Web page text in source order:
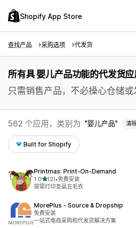
Shopify App Store
查找产品 采购选项 代发货
所有具 婴儿产品功能的代发货应
只需销售产品，不必操心仓储或
562 个应用，类别为 婴儿产品 清
Built for Shopify
Printmas: Print‑On‑Demand
1.0星（满分 5 星）
(2)
总共 2 条评论
•免费安装
按需打印圣诞丑毛衣
MorePlus ‑ Source & Dropship
免费安装
一站式电商采购和代发货解决方案